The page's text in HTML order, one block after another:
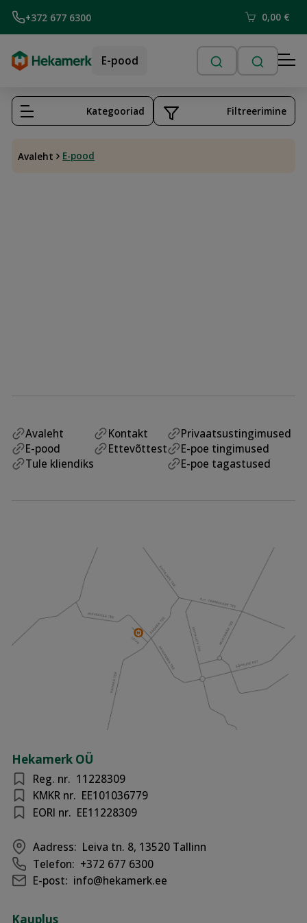
+372 677 6300 0,00 €
E-pood
Avaleht E-pood
Kategooriad Filtreerimine
Avaleht
E-pood
Tule kliendiks
Kontakt
Ettevõttest
Privaatsustingimused
E-poe tingimused
E-poe tagastused
Hekamerk OÜ
Reg. nr. 11228309
KMKR nr. EE101036779
EORI nr. EE11228309
Aadress: Leiva tn. 8, 13520 Tallinn
Telefon: +372 677 6300
E-post: info@hekamerk.ee
Kauplus